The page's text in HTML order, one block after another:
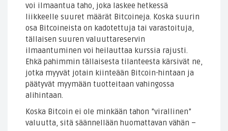
voi ilmaantua taho, joka laskee hetkessä
liikkeelle suuret määrät Bitcoineja. Koska suurin
osa Bitcoineista on kadotettuja tai varastoituja,
tällaisen suuren valuuttareservin
ilmaantuminen voi heilauttaa kurssia rajusti.
Ehkä pahimmin tällaisesta tilanteesta kärsivät ne,
jotka myyvät jotain kiinteään Bitcoin-hintaan ja
päätyvät myymään tuotteitaan vahingossa
alihintaan.
Koska Bitcoin ei ole minkään tahon ”virallinen”
valuutta, sitä säännellään huomattavan vähän –